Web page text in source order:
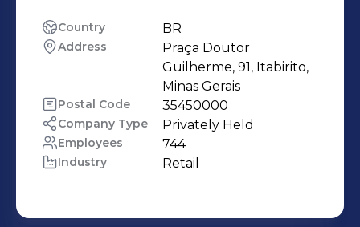
Country BR
Address
Praça Doutor
Guilherme, 91, Itabirito,
Minas Gerais
Postal Code 35450000
Company Type Privately Held
Employees 744
Industry Retail